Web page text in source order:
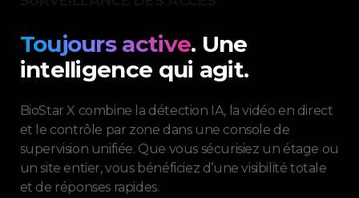
Toujours active. Une
intelligence qui agit.
BioStar X combine la détection IA, la vidéo en direct
et le contrôle par zone dans une console de
supervision unifiée. Que vous sécurisiez un étage ou
un site entier, vous bénéficiez d’une visibilité totale
et de réponses rapides.